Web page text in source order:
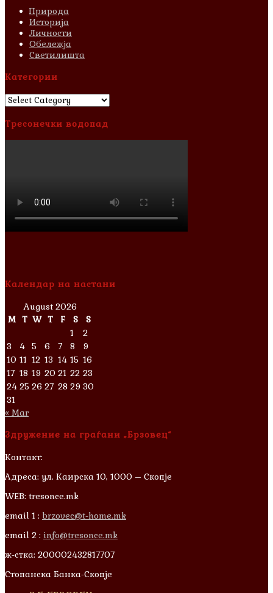
Природа
Историја
Личности
Обележја
Светилишта
Категории
Категории
Тресонечки водопад
Календар на настани
August 2026
M T W T F S
S
1
2
3
4 5 6 7 8
9
10 11 12 13 14 15 16
17 18 19 20 21 22 23
24 25 26 27 28 29 30
31
« Mar
Здружение на граѓани „Брзовец“
Контакт:
Адреса: ул. Каирска 10, 1000 – Скопје
WEB: tresonce.mk
email 1 : brzovec@t-home.mk
email 2 : info@tresonce.mk
ж-стка: 200002432817707
Стопанска Банка-Скопје